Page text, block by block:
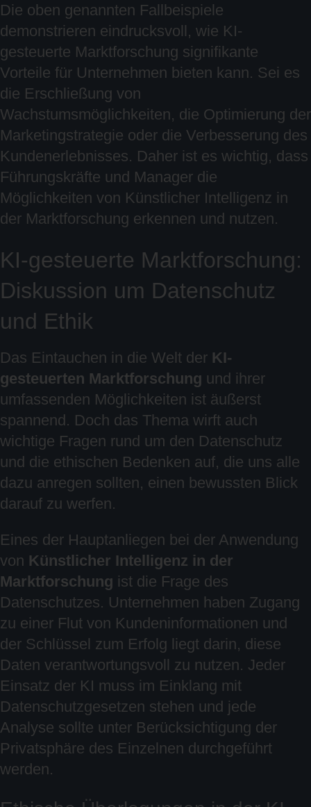
Die oben genannten Fallbeispiele
demonstrieren eindrucksvoll, wie KI-
gesteuerte Marktforschung signifikante
Vorteile für Unternehmen bieten kann. Sei es
die Erschließung von
Wachstumsmöglichkeiten, die Optimierung der
Marketingstrategie oder die Verbesserung des
Kundenerlebnisses. Daher ist es wichtig, dass
Führungskräfte und Manager die
Möglichkeiten von Künstlicher Intelligenz in
der Marktforschung erkennen und nutzen.
KI-gesteuerte Marktforschung:
Diskussion um Datenschutz
und Ethik
Das Eintauchen in die Welt der KI-
gesteuerten Marktforschung und ihrer
umfassenden Möglichkeiten ist äußerst
spannend. Doch das Thema wirft auch
wichtige Fragen rund um den Datenschutz
und die ethischen Bedenken auf, die uns alle
dazu anregen sollten, einen bewussten Blick
darauf zu werfen.
Eines der Hauptanliegen bei der Anwendung
von Künstlicher Intelligenz in der
Marktforschung ist die Frage des
Datenschutzes. Unternehmen haben Zugang
zu einer Flut von Kundeninformationen und
der Schlüssel zum Erfolg liegt darin, diese
Daten verantwortungsvoll zu nutzen. Jeder
Einsatz der KI muss im Einklang mit
Datenschutzgesetzen stehen und jede
Analyse sollte unter Berücksichtigung der
Privatsphäre des Einzelnen durchgeführt
werden.